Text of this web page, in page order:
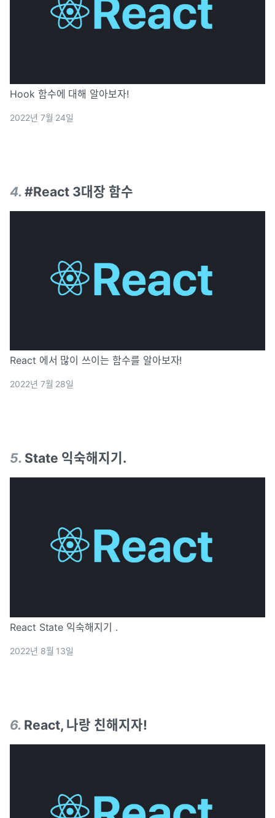
Hook 함수에 대해 알아보자!
2022년 7월 24일
4. #React 3대장 함수
React 에서 많이 쓰이는 함수를 알아보자!
2022년 7월 28일
5. State 익숙해지기.
React State 익숙해지기 .
2022년 8월 13일
6. React, 나랑 친해지자!